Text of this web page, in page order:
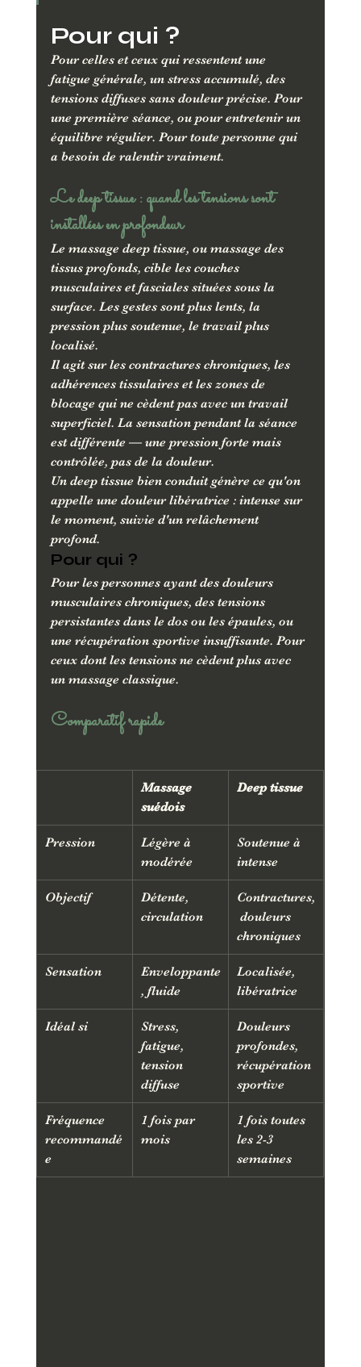
Pour qui ?
Pour celles et ceux qui ressentent une
fatigue générale, un stress accumulé, des
tensions diffuses sans douleur précise. Pour
une première séance, ou pour entretenir un
équilibre régulier. Pour toute personne qui
a besoin de ralentir vraiment.
Le deep tissue : quand les tensions sont
installées en profondeur
Le massage deep tissue, ou massage des
tissus profonds, cible les couches
musculaires et fasciales situées sous la
surface. Les gestes sont plus lents, la
pression plus soutenue, le travail plus
localisé.
Il agit sur les contractures chroniques, les
adhérences tissulaires et les zones de
blocage qui ne cèdent pas avec un travail
superficiel. La sensation pendant la séance
est différente — une pression forte mais
contrôlée, pas de la douleur.
Un deep tissue bien conduit génère ce qu'on
appelle une douleur libératrice : intense sur
le moment, suivie d'un relâchement
profond.
Pour qui ?
Pour les personnes ayant des douleurs
musculaires chroniques, des tensions
persistantes dans le dos ou les épaules, ou
une récupération sportive insuffisante. Pour
ceux dont les tensions ne cèdent plus avec
un massage classique.
Comparatif rapide
Massage
suédois
Deep tissue
Pression
Légère à
modérée
Soutenue à
intense
Objectif
Détente,
circulation
Contractures,
douleurs
chroniques
Sensation
Enveloppante
, fluide
Localisée,
libératrice
Idéal si
Stress,
fatigue,
tension
diffuse
Douleurs
profondes,
récupération
sportive
Fréquence
recommandé
e
1 fois par
mois
1 fois toutes
les 2-3
semaines